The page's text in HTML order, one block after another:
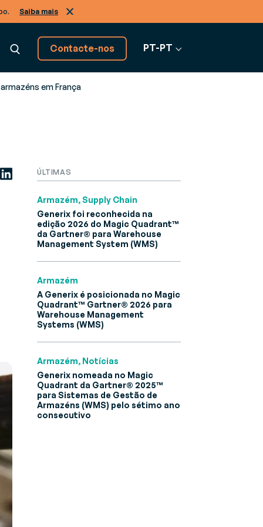
Saiba mais
Ver todo o software
negócio, de A a Z
Contacte-nos PT-PT
em França
ÚLTIMAS
Armazém, Supply Chain
Generix foi reconhecida na
edição 2026 do Magic Quadrant™
da Gartner® para Warehouse
Management System (WMS)
Armazém
A Generix é posicionada no Magic
Quadrant™ Gartner® 2026 para
Warehouse Management
Systems (WMS)
Armazém, Notícias
Generix nomeada no Magic
Quadrant da Gartner® 2025™
para Sistemas de Gestão de
Armazéns (WMS) pelo sétimo ano
consecutivo